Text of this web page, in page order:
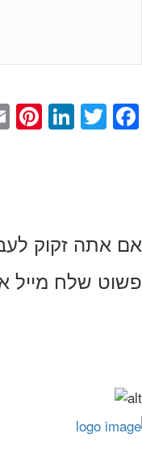
Facebook
Twitter
...אם אתה זקוק
פשוט שלח מייל